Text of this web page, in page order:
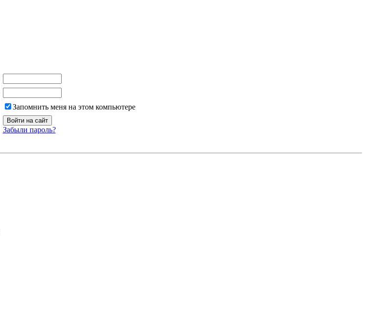
Запомнить меня на этом компьютере
Забыли пароль?